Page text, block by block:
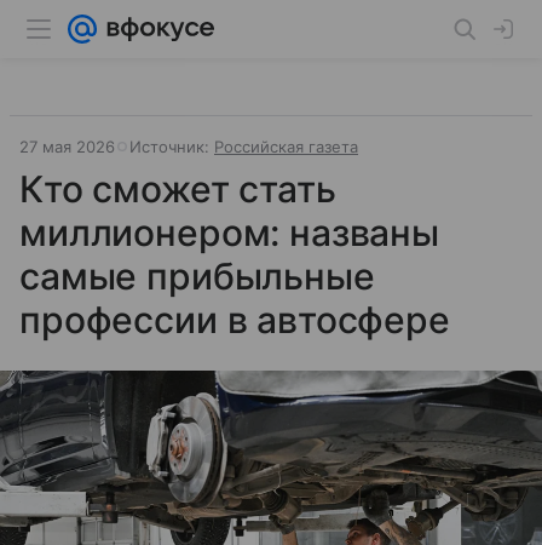
27 мая 2026 Источник: Российская газета
Кто сможет стать
миллионером: названы
самые прибыльные
профессии в автосфере